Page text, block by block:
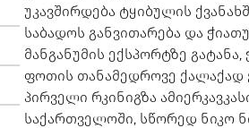
უკავშირდება ტყიბულის
საბადოს განვითარება და
მანგანუმის ექსპორტზე გატანა,
ფოთის თანამედროვე ქალაქად
პირველი რკინიგზა
საქართველოში, სწორედ ნიკო